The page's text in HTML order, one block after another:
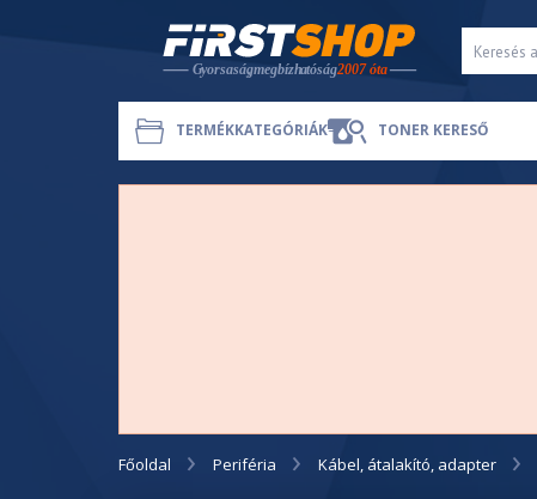
TERMÉKKATEGÓRIÁK TONER KERESŐ
Főoldal Periféria Kábel, átalakító, adapter